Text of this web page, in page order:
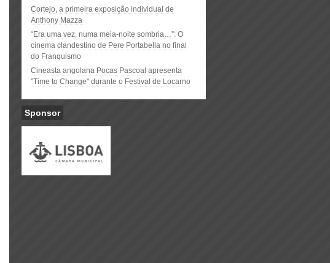
Cortejo, a primeira exposição individual de
Anthony Mazza
“Era uma vez, numa meia-noite sombria…”: O
cinema clandestino de Pere Portabella no final
do Franquismo
Cineasta angolana Pocas Pascoal apresenta
"Time to Change" durante o Festival de Locarno
Sponsor